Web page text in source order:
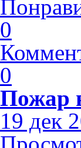
0
0
Пожар
19 дек